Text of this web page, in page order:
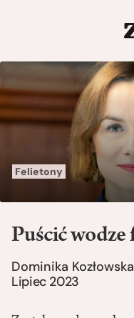
Felietony
Puścić wodze
Dominika Kozłowska
Lipiec 2023